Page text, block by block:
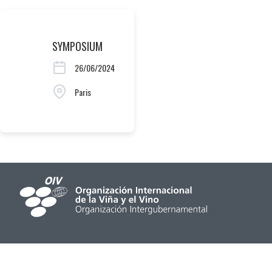
SYMPOSIUM
26/06/2024
Paris